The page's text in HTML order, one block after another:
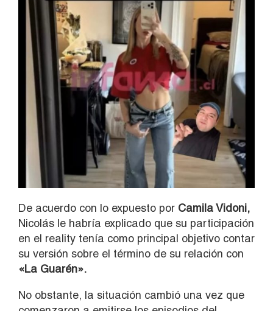
De acuerdo con lo expuesto por Camila Vidoni,
Nicolás le habría explicado que su participación
en el reality tenía como principal objetivo contar
su versión sobre el término de su relación con
«La Guarén».
No obstante, la situación cambió una vez que